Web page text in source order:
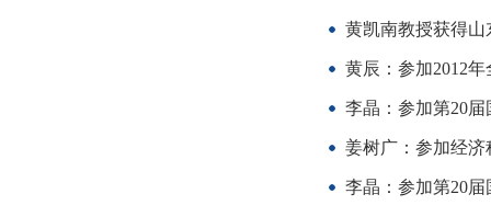
黄凯南教授获得山
黄辰：参加2012
李晶：参加第20
姜树广：参加经济
李晶：参加第20